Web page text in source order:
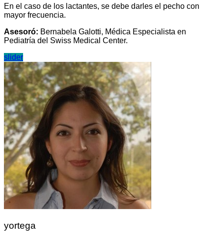
En el caso de los lactantes, se debe darles el pecho con
mayor frecuencia.
Asesoró: Bernabela Galotti, Médica Especialista en
Pediatría del Swiss Medical Center.
slider
yortega